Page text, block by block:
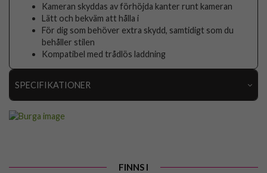
Kameran skyddas av förhöjda kanter runt kameran
Lätt och bekväm att hålla i
För dig som behöver extra skydd, samtidigt som du
behåller stilen
Kompatibel med trådlös laddning
SPECIFIKATIONER
FINNS I